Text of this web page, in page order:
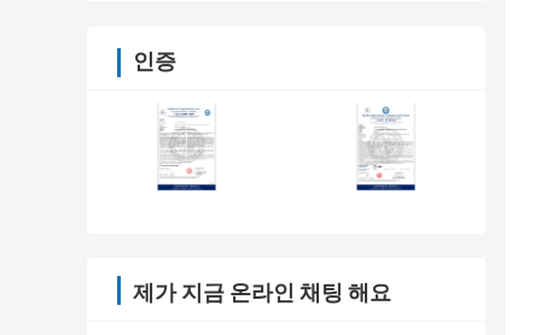
인증
제가 지금 온라인 채팅 해요